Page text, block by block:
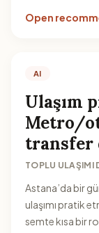
Open
AI
Ulaşım
Metro/
transfer
TOPLU ULAŞIMI
Astana’da bir
ulaşımı pratik
semte kısa bir